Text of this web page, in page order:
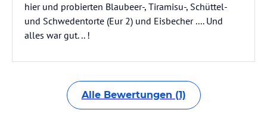
hier und probierten Blaubeer-, Tiramisu-, Schüttel-
und Schwedentorte (Eur 2) und Eisbecher .... Und
alles war gut. .. !
Alle Bewertungen (1)